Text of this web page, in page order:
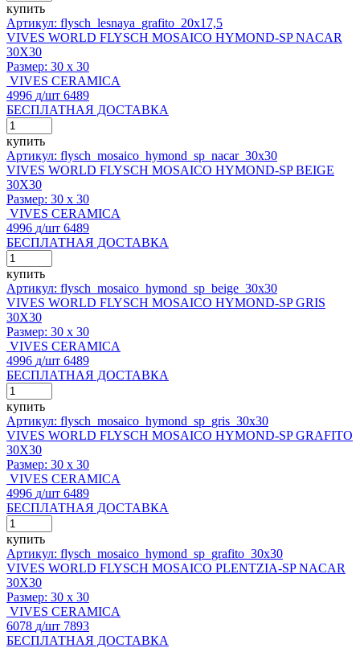
купить
Артикул: flysch_lesnaya_grafito_20x17,5
VIVES WORLD FLYSCH MOSAICO HYMOND-SP NACAR
30X30
Размер: 30 x 30
VIVES CERAMICA
4996 д/шт 6489
БЕСПЛАТНАЯ ДОСТАВКА
купить
Артикул: flysch_mosaico_hymond_sp_nacar_30x30
VIVES WORLD FLYSCH MOSAICO HYMOND-SP BEIGE
30X30
Размер: 30 x 30
VIVES CERAMICA
4996 д/шт 6489
БЕСПЛАТНАЯ ДОСТАВКА
купить
Артикул: flysch_mosaico_hymond_sp_beige_30x30
VIVES WORLD FLYSCH MOSAICO HYMOND-SP GRIS
30X30
Размер: 30 x 30
VIVES CERAMICA
4996 д/шт 6489
БЕСПЛАТНАЯ ДОСТАВКА
купить
Артикул: flysch_mosaico_hymond_sp_gris_30x30
VIVES WORLD FLYSCH MOSAICO HYMOND-SP GRAFITO
30X30
Размер: 30 x 30
VIVES CERAMICA
4996 д/шт 6489
БЕСПЛАТНАЯ ДОСТАВКА
купить
Артикул: flysch_mosaico_hymond_sp_grafito_30x30
VIVES WORLD FLYSCH MOSAICO PLENTZIA-SP NACAR
30X30
Размер: 30 x 30
VIVES CERAMICA
6078 д/шт 7893
БЕСПЛАТНАЯ ДОСТАВКА